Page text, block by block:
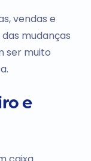
vendas e
mudanças
ser muito
e